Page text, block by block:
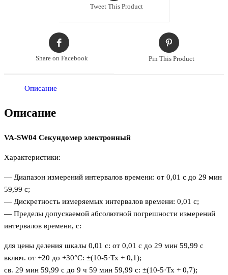
Tweet This Product
Share on Facebook Pin This Product
Описание
Описание
VA-SW04 Секундомер электронный
Характеристики:
— Диапазон измерений интервалов времени: от 0,01 с до 29 мин
59,99 с;
— Дискретность измеряемых интервалов времени: 0,01 с;
— Пределы допускаемой абсолютной погрешности измерений
интервалов времени, с:
для цены деления шкалы 0,01 с: от 0,01 с до 29 мин 59,99 с
включ. от +20 до +30°С: ±(10-5·Тх + 0,1);
св. 29 мин 59,99 с до 9 ч 59 мин 59,99 с: ±(10-5·Тх + 0,7);